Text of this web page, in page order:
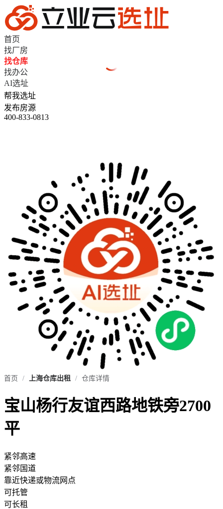
首页
找厂房
找仓库
找办公
AI选址
帮我选址
发布房源
400-833-0813
首页 / 上海仓库出租 / 仓库详情
宝山杨行友谊西路地铁旁2700
平
紧邻高速
紧邻国道
靠近快递或物流网点
可托管
可长租